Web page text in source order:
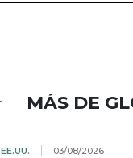
MÁS DE
EE.UU. 03/08/2026